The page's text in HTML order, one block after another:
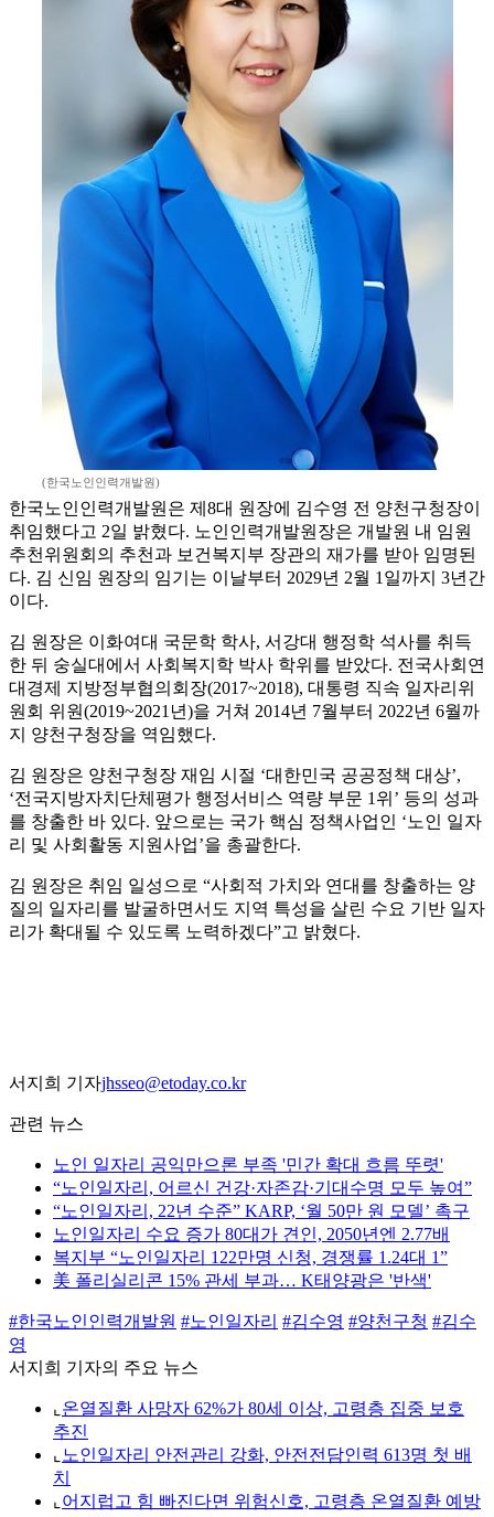
(한국노인인력개발원)
한국노인인력개발원은 제8대 원장에 김수영 전 양천구청장이
취임했다고 2일 밝혔다. 노인인력개발원장은 개발원 내 임원
추천위원회의 추천과 보건복지부 장관의 재가를 받아 임명된
다. 김 신임 원장의 임기는 이날부터 2029년 2월 1일까지 3년간
이다.
김 원장은 이화여대 국문학 학사, 서강대 행정학 석사를 취득
한 뒤 숭실대에서 사회복지학 박사 학위를 받았다. 전국사회연
대경제 지방정부협의회장(2017~2018), 대통령 직속 일자리위
원회 위원(2019~2021년)을 거쳐 2014년 7월부터 2022년 6월까
지 양천구청장을 역임했다.
김 원장은 양천구청장 재임 시절 ‘대한민국 공공정책 대상’,
‘전국지방자치단체평가 행정서비스 역량 부문 1위’ 등의 성과
를 창출한 바 있다. 앞으로는 국가 핵심 정책사업인 ‘노인 일자
리 및 사회활동 지원사업’을 총괄한다.
김 원장은 취임 일성으로 “사회적 가치와 연대를 창출하는 양
질의 일자리를 발굴하면서도 지역 특성을 살린 수요 기반 일자
리가 확대될 수 있도록 노력하겠다”고 밝혔다.
서지희 기자jhsseo@etoday.co.kr
관련 뉴스
노인 일자리 공익만으론 부족 '민간 확대 흐름 뚜렷'
“노인일자리, 어르신 건강·자존감·기대수명 모두 높여”
“노인일자리, 22년 수준” KARP, ‘월 50만 원 모델’ 촉구
노인일자리 수요 증가 80대가 견인, 2050년엔 2.77배
복지부 “노인일자리 122만명 신청, 경쟁률 1.24대 1”
美 폴리실리콘 15% 관세 부과… K태양광은 '반색'
#한국노인인력개발원 #노인일자리 #김수영 #양천구청 #김수
영
서지희 기자의 주요 뉴스
⌞ 온열질환 사망자 62%가 80세 이상, 고령층 집중 보호
추진
⌞ 노인일자리 안전관리 강화, 안전전담인력 613명 첫 배
치
⌞ 어지럽고 힘 빠진다면 위험신호, 고령층 온열질환 예방